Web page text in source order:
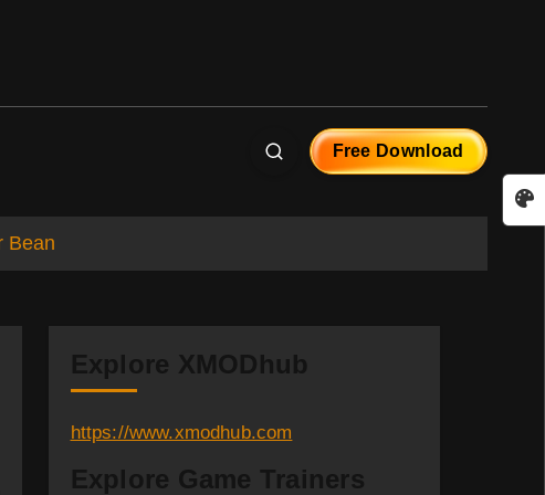
Free Download
Bean
Explore XMODhub
https://www.xmodhub.com
Explore Game Trainers